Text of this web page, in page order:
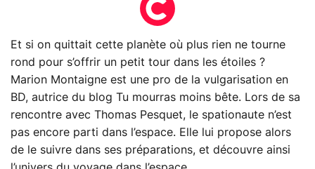
Et si on quittait cette planète où plus rien ne tourne
rond pour s’offrir un petit tour dans les étoiles ?
Marion Montaigne est une pro de la vulgarisation en
BD, autrice du blog Tu mourras moins bête. Lors de sa
rencontre avec Thomas Pesquet, le spationaute n’est
pas encore parti dans l’espace. Elle lui propose alors
de le suivre dans ses préparations, et découvre ainsi